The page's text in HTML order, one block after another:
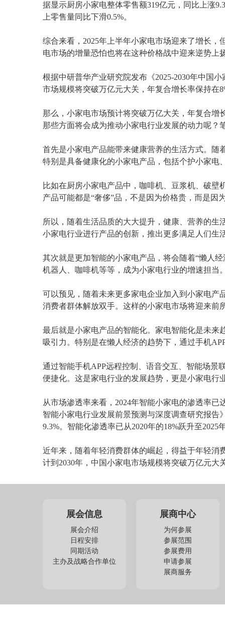
据显示厨房小家电整体零售额319亿元，同比上涨
上零售量同比下滑0.5%。
综合来看，2025年上半年小家电市场迎来了增长
电市场的增量恐怕也将在这种价格战中迎来逆势上
根据中研普华产业研究院发布《2025-2030年中国
市场规模将突破万亿元大关，年复合增长率保持在
那么，小家电市场预计将突破万亿大关，年复合增
那些方面将会成为推动小家电行业发展的动力呢？
首先是小家电产品能带来健康营养的生活方式。
特别是具备健康化的小家电产品，包括个护小家电
比如在厨房小家电产品中，咖啡机、豆浆机、破
产品可能都是“奢侈”品，不是因为价格贵，而是因
所以，随着生活品质的大大提升，健康、营养的
小家电行业进行产品的创新，推出更多满足人们生
其次就是更加智能的小家电产品，将会随着“懒人
机器人、咖啡机等等，成为小家电行业的增速担当
可以预见，随着未来更多家电企业加入到小家电
消费者群体解放双手。这样的小家电市场将迎来前
最后就是小家电产品的智能化。家电智能化是未
吸引力。特别是在懒人经济的趋势下，通过手机
通过智能手机APP远程控制、语音交互、智能场景
便捷化。这是家电行业的发展趋势，更是小家电行
从市场渗透率来看，2024年智能小家电的渗透率已
智能小家电行业发展前景预测与深度调查研究报告
9.3%。智能化渗透率已从2020年的18%跃升至2025
近年来，随着年轻消费群体的崛起，得益于年轻
计到2030年，中国小家电市场规模将突破万亿元大
展会信息
展会介绍
日程安排
同期活动
主办及战略合作单位
展商中心
为何参展
参展范围
参展费用
申请参展
展商服务